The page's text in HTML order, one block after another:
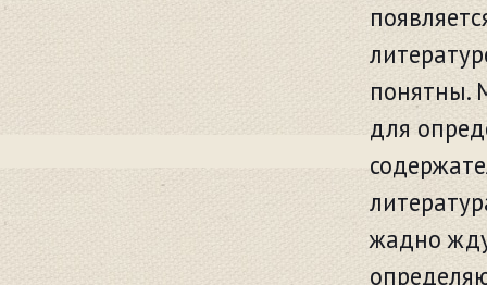
понятны.
для
жадно